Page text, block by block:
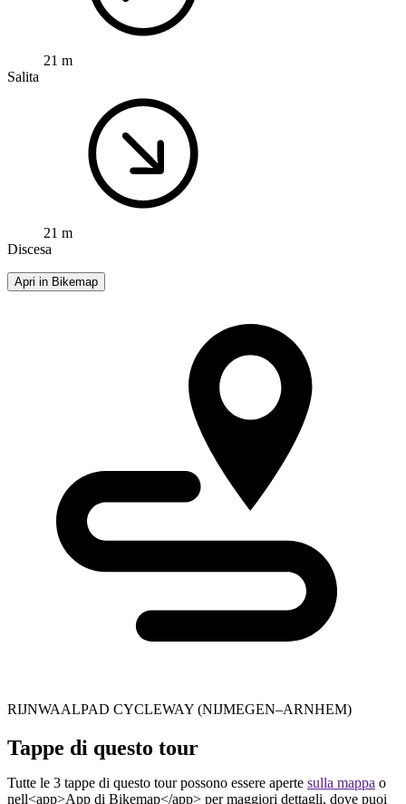
21 m
Salita
21 m
Discesa
Apri in Bikemap
RIJNWAALPAD CYCLEWAY (NIJMEGEN–ARNHEM)
Tappe di questo tour
Tutte le 3 tappe di questo tour possono essere aperte sulla mappa o
nell<app>App di Bikemap</app> per maggiori dettagli, dove puoi